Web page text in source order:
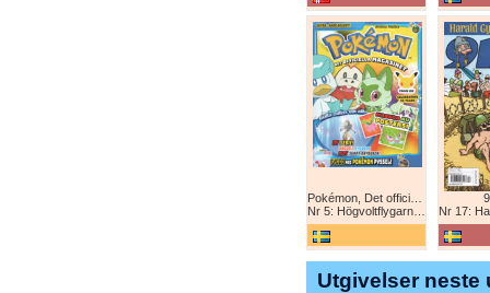
Nr 5: Högvoltflygarna mot Svart Rayquaza!
Nr 17: Harald
Utgivelser neste